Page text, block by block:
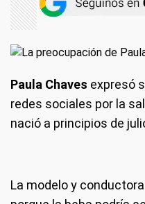
Paula Chaves expresó
redes sociales por la
nació a principios de
La modelo y